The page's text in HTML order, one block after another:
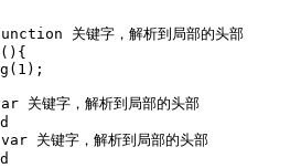
关键字，解析到局部的头部
( ) {
1 );
关键字，解析到局部的头部
关键字，解析到局部的头部